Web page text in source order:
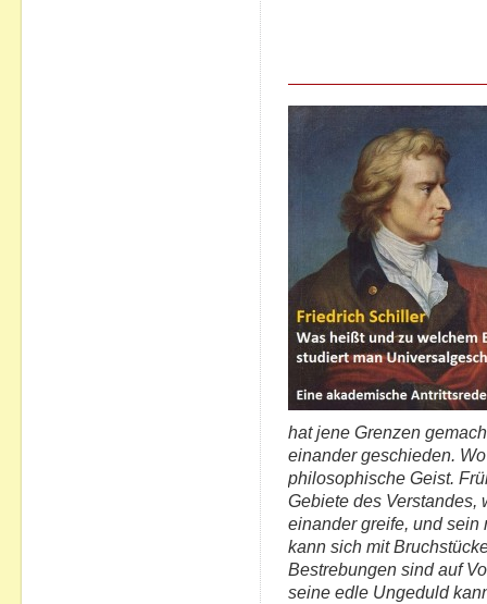
hat jene Grenzen
einander geschieden.
philosophische Geist.
Gebiete des Verstandes,
einander greife, und sein
kann sich mit
Bestrebungen sind auf
seine edle Ungeduld